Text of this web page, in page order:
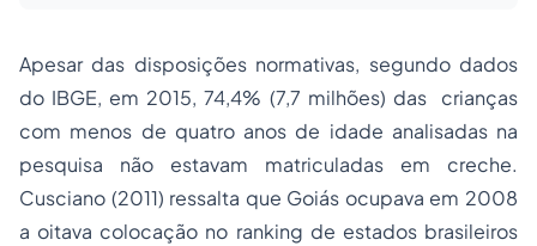
Apesar das disposições normativas, segundo dados
do IBGE, em 2015, 74,4% (7,7 milhões) das crianças
com menos de quatro anos de idade analisadas na
pesquisa não estavam matriculadas em creche.
Cusciano (2011) ressalta que Goiás ocupava em 2008
a oitava colocação no ranking de estados brasileiros